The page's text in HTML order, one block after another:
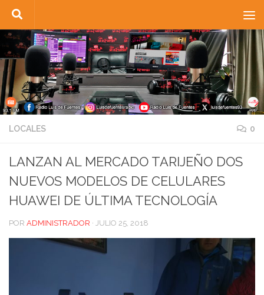
Saltar al contenido
LOCALES 0
LANZAN AL MERCADO TARIJEÑO DOS
NUEVOS MODELOS DE CELULARES
HUAWEI DE ÚLTIMA TECNOLOGÍA
POR ADMINISTRADOR · JULIO 25, 2018